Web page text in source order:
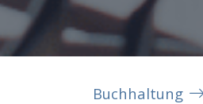
Buchhaltung